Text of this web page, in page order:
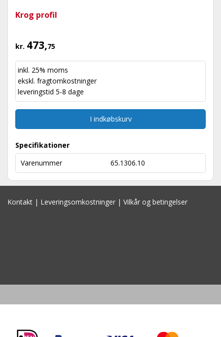
Krog profil
kr. 473,75
inkl. 25% moms
ekskl. fragtomkostninger
leveringstid 5-8 dage
I indkøbskurv
Specifikationer
Varenummer
65.1306.10
Kontakt | Leveringsomkostninger | Vilkår og betingelser